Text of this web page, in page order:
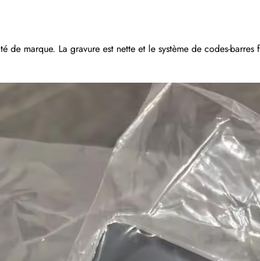
de marque. La gravure est nette et le système de codes-